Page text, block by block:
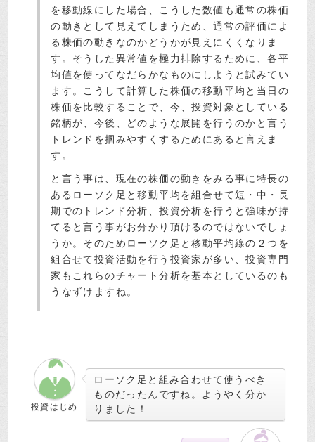
を移動線にした場合、こうした数値も通常の株価
の動きとして見えてしまうため、通常の評価によ
る株価の動きなのかどうかが見えにくくなりま
す。そうした異常値を極力排除するために、各平
均値を使ってなだらかなものにしようと試みてい
ます。こうして計算した株価の移動平均と当日の
株価を比較することで、今、投資対象としている
銘柄が、今後、どのような展開を行うのかと言う
トレンドを掴みやすくするためにあると言えま
す。
と言う事は、現在の株価の動きをみる事に特長の
あるローソク足と移動平均を組合せて短・中・長
期でのトレンド分析、投資分析を行うと強味が持
てると言う事がお分かり頂けるのではないでしょ
うか。そのためローソク足と移動平均線の２つを
組合せて投資活動を行う投資家が多い、投資専門
家もこれらのチャート分析を基本としているのも
うなずけますね。
投資はじめ
ローソク足と組み合わせて使うべき
ものだったんですね。ようやく分か
りました！